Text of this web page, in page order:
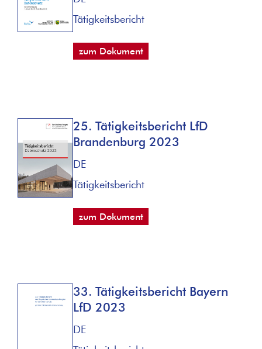
Tätigkeitsbericht
zum Dokument
25. Tätigkeitsbericht LfD
Brandenburg 2023
DE
Tätigkeitsbericht
zum Dokument
33. Tätigkeitsbericht Bayern
LfD 2023
DE